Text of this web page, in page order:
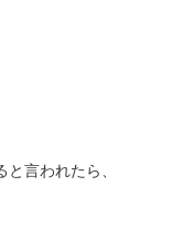
言われたら、